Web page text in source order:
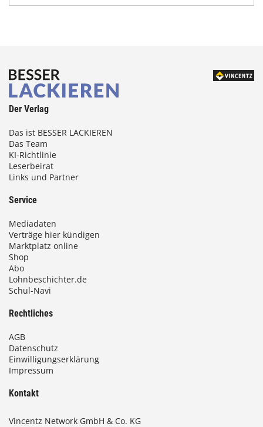
Der Verlag
Das ist BESSER LACKIEREN
Das Team
KI-Richtlinie
Leserbeirat
Links und Partner
Service
Mediadaten
Verträge hier kündigen
Marktplatz online
Shop
Abo
Lohnbeschichter.de
Schul-Navi
Rechtliches
AGB
Datenschutz
Einwilligungserklärung
Impressum
Kontakt
Vincentz Network GmbH & Co. KG